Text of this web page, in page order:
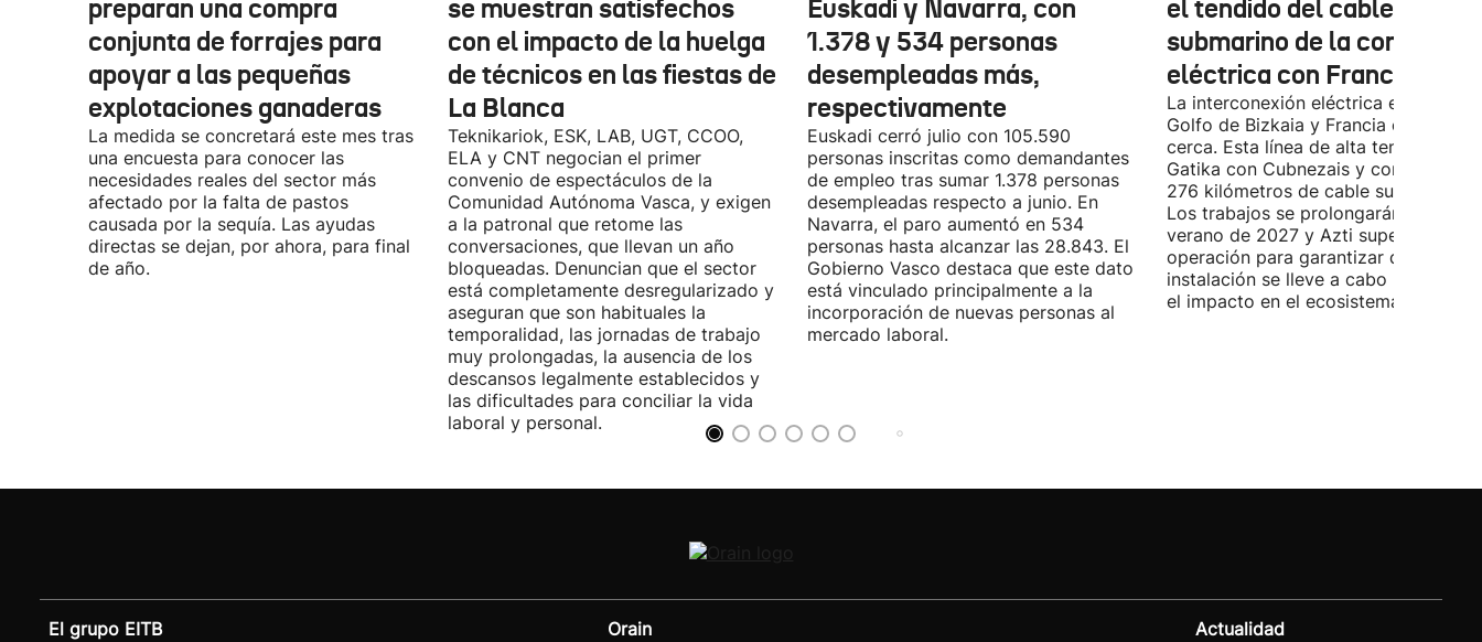
preparan una compra
conjunta de forrajes para
apoyar a las pequeñas
explotaciones ganaderas
La medida se concretará este mes tras
una encuesta para conocer las
necesidades reales del sector más
afectado por la falta de pastos
causada por la sequía. Las ayudas
directas se dejan, por ahora, para final
de año.
se muestran satisfechos
con el impacto de la huelga
de técnicos en las fiestas de
La Blanca
Teknikariok, ESK, LAB, UGT, CCOO,
ELA y CNT negocian el primer
convenio de espectáculos de la
Comunidad Autónoma Vasca, y exigen
a la patronal que retome las
conversaciones, que llevan un año
bloqueadas. Denuncian que el sector
está completamente desregularizado y
aseguran que son habituales la
temporalidad, las jornadas de trabajo
muy prolongadas, la ausencia de los
descansos legalmente establecidos y
las dificultades para conciliar la vida
laboral y personal.
Euskadi y Navarra, con
1.378 y 534 personas
desempleadas más,
respectivamente
Euskadi cerró julio con 105.590
personas inscritas como demandantes
de empleo tras sumar 1.378 personas
desempleadas respecto a junio. En
Navarra, el paro aumentó en 534
personas hasta alcanzar las 28.843. El
Gobierno Vasco destaca que este dato
está vinculado principalmente a la
incorporación de nuevas personas al
mercado laboral.
el tendido del cable
submarino de la conexión
eléctrica con Francia
La interconexión eléctrica entre el
Golfo de Bizkaia y Francia está más
cerca. Esta línea de alta tensión unirá
Gatika con Cubnezais y contará con
276 kilómetros de cable submarino.
Los trabajos se prolongarán hasta
verano de 2027 y Azti supervisará la
operación para garantizar que la
instalación se lleve a cabo
el impacto en el ecosistema marino.
El grupo EITB Orain Actualidad